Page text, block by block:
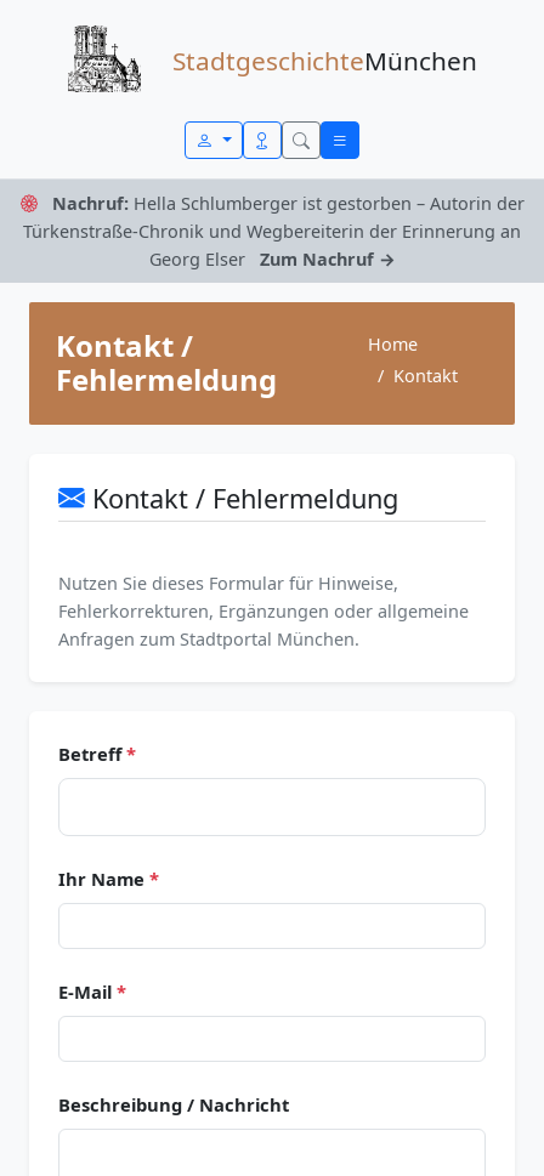
StadtgeschichteMünchen
Nachruf: Hella Schlumberger ist gestorben – Autorin der
Türkenstraße-Chronik und Wegbereiterin der Erinnerung an
Georg Elser
Zum Nachruf →
Kontakt /
Fehlermeldung
Home
Kontakt
Kontakt / Fehlermeldung
Nutzen Sie dieses Formular für Hinweise,
Fehlerkorrekturen, Ergänzungen oder allgemeine
Anfragen zum Stadtportal München.
Betreff*
Ihr Name *
E-Mail *
Beschreibung / Nachricht